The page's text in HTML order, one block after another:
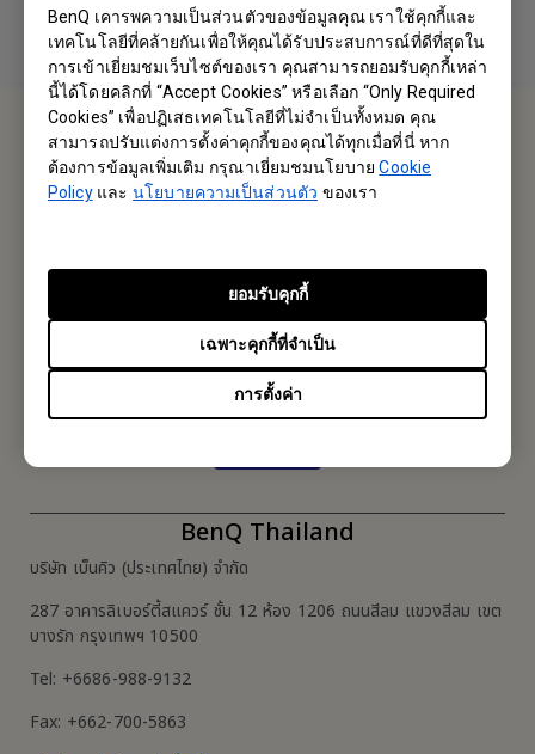
BenQ เคารพความเป็นส่วนตัวของข้อมูลคุณ เราใช้คุกกี้และ
เทคโนโลยีที่คล้ายกันเพื่อให้คุณได้รับประสบการณ์ที่ดีที่สุดใน
การเข้าเยี่ยมชมเว็บไซต์ของเรา คุณสามารถยอมรับคุกกี้เหล่า
นี้ได้โดยคลิกที่ “Accept Cookies” หรือเลือก “Only Required
Cookies” เพื่อปฏิเสธเทคโนโลยีที่ไม่จำเป็นทั้งหมด คุณ
สามารถปรับแต่งการตั้งค่าคุกกี้ของคุณได้ทุกเมื่อที่นี่ หาก
ต้องการข้อมูลเพิ่มเติม กรุณาเยี่ยมชมนโยบายCookie
Policyและนโยบายความเป็นส่วนตัว ของเรา
การตั้งค่า
เฉพาะคุกกี้ที่จำเป็น
ยอมรับคุกกี้
ติอต่อเรา
ยินดีต้อนรับ
สมัครรับจดหมายข่าว
เป็นคนแรกที่ได้ข้อมูลใหม่ๆจากเรา
BenQ Thailand
บริษัท เบ็นคิว (ประเทศไทย) จำกัด
287 อาคารลิเบอร์ตี้สแควร์ ชั้น 12 ห้อง 1206 ถนนสีลม แขวงสีลม เขต
บางรัก กรุงเทพฯ 10500
Tel: +6686-988-9132
Fax: +662-700-5863